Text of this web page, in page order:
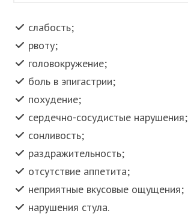
слабость;
рвоту;
головокружение;
боль в эпигастрии;
похудение;
сердечно-сосудистые нарушения;
сонливость;
раздражительность;
отсутствие аппетита;
неприятные вкусовые ощущения;
нарушения стула.